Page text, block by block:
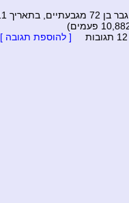
, גבר בן 72 מגבעתיים, בתאריך 29/10/2011
[ להוספת תגובה ]